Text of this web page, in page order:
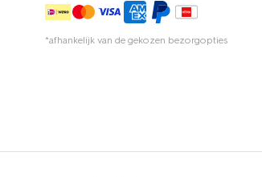
*afhankelijk van de gekozen bezorgopties